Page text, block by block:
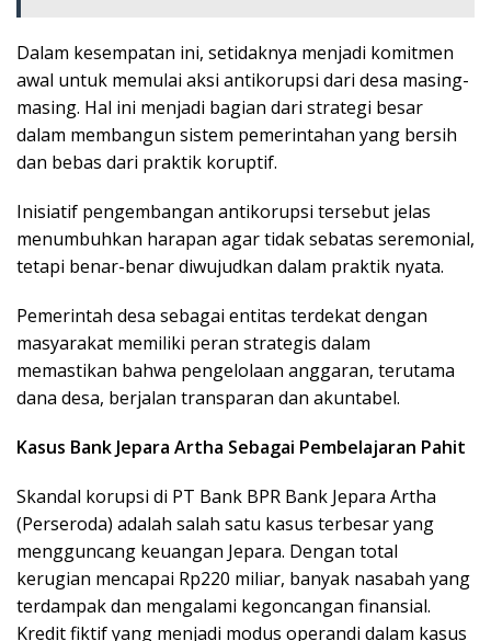
Dalam kesempatan ini, setidaknya menjadi komitmen
awal untuk memulai aksi antikorupsi dari desa masing-
masing. Hal ini menjadi bagian dari strategi besar
dalam membangun sistem pemerintahan yang bersih
dan bebas dari praktik koruptif.
Inisiatif pengembangan antikorupsi tersebut jelas
menumbuhkan harapan agar tidak sebatas seremonial,
tetapi benar-benar diwujudkan dalam praktik nyata.
Pemerintah desa sebagai entitas terdekat dengan
masyarakat memiliki peran strategis dalam
memastikan bahwa pengelolaan anggaran, terutama
dana desa, berjalan transparan dan akuntabel.
Kasus Bank Jepara Artha Sebagai Pembelajaran Pahit
Skandal korupsi di PT Bank BPR Bank Jepara Artha
(Perseroda) adalah salah satu kasus terbesar yang
mengguncang keuangan Jepara. Dengan total
kerugian mencapai Rp220 miliar, banyak nasabah yang
terdampak dan mengalami kegoncangan finansial.
Kredit fiktif yang menjadi modus operandi dalam kasus